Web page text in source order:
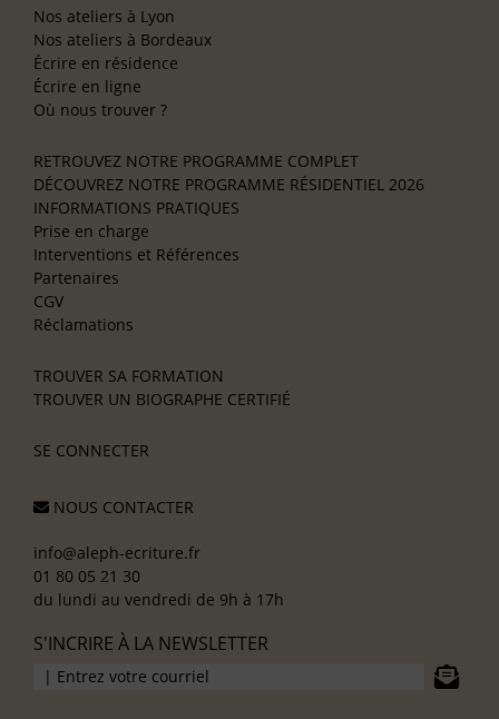
Nos ateliers à Lyon
Nos ateliers à Bordeaux
Écrire en résidence
Écrire en ligne
Où nous trouver ?
RETROUVEZ NOTRE PROGRAMME COMPLET
DÉCOUVREZ NOTRE PROGRAMME RÉSIDENTIEL 2026
INFORMATIONS PRATIQUES
Prise en charge
Interventions et Références
Partenaires
CGV
Réclamations
TROUVER SA FORMATION
TROUVER UN BIOGRAPHE CERTIFIÉ
SE CONNECTER
NOUS CONTACTER
info@aleph-ecriture.fr
01 80 05 21 30
du lundi au vendredi de 9h à 17h
S'INCRIRE À LA NEWSLETTER